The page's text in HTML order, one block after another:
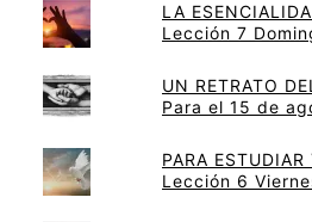
LA
Lección 7
UN RETRATO
Para el 15 de
PARA ESTUDIAR
Lección 6